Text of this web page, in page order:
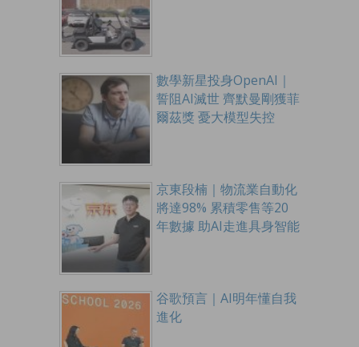
數學新星投身OpenAI｜
誓阻AI滅世 齊默曼剛獲菲
爾茲獎 憂大模型失控
京東段楠｜物流業自動化
將達98% 累積零售等20
年數據 助AI走進具身智能
谷歌預言｜AI明年懂自我
進化